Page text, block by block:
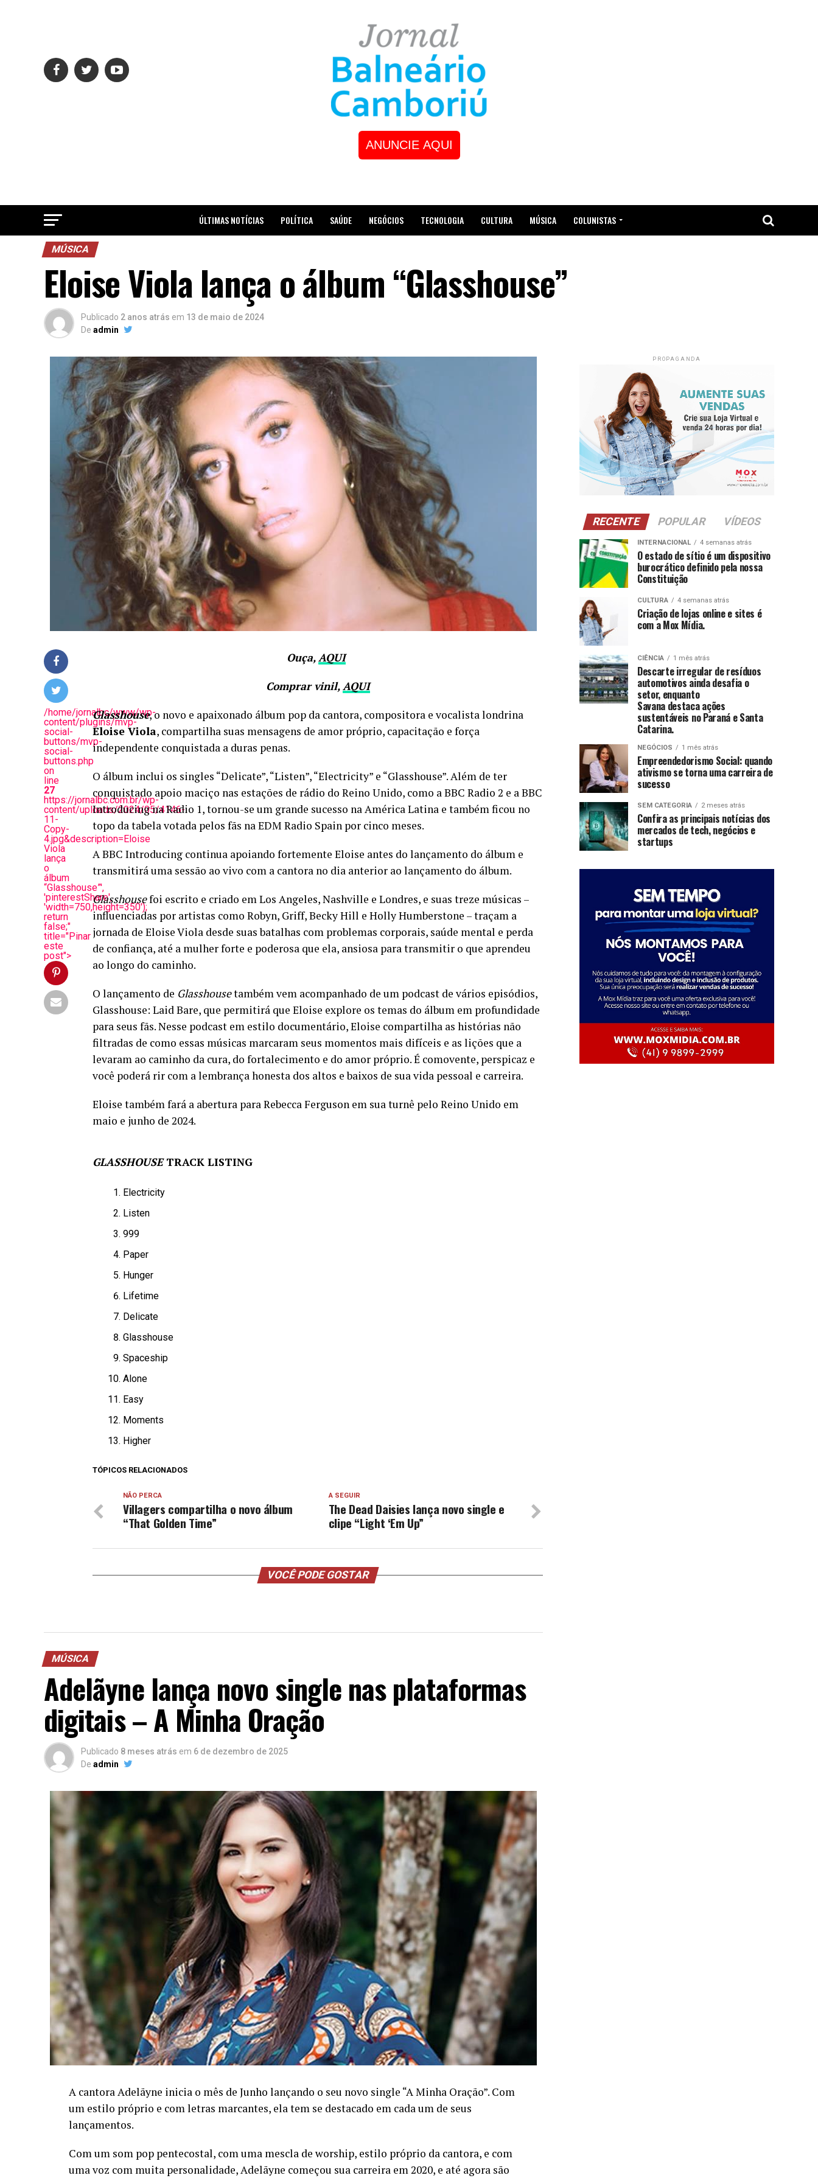
ANUNCIE AQUI
ÚLTIMAS NOTÍCIAS POLÍTICA SAÚDE NEGÓCIOS TECNOLOGIA CULTURA MÚSICA COLUNISTAS
MÚSICA
Eloise Viola lança o álbum “Glasshouse”
Publicado 2 anos atrás em 13 de maio de 2024
De admin
/home/jornalbc/www/wp-
content/plugins/mvp-
social-
buttons/mvp-
social-
buttons.php
on
line
27
https://jornalbc.com.br/wp-
content/uploads/2024/05/4146-
11-
Copy-
4.jpg&description=Eloise
Viola
lança
o
álbum
“Glasshouse”',
'pinterestShare',
'width=750,height=350');
return
false;"
title="Pinar
este
post">
Ouça,AQUI
Comprar vinil,AQUI
Glasshouse, o novo e apaixonado álbum pop da cantora, compositora e vocalista londrina
Eloise Viola, compartilha suas mensagens de amor próprio, capacitação e força
independente conquistada a duras penas.
O álbum inclui os singles “Delicate”, “Listen”, “Electricity” e “Glasshouse”. Além de ter
conquistado apoio maciço nas estações de rádio do Reino Unido, como a BBC Radio 2 e a BBC
Introducing na Radio 1, tornou-se um grande sucesso na América Latina e também ficou no
topo da tabela votada pelos fãs na EDM Radio Spain por cinco meses.
A BBC Introducing continua apoiando fortemente Eloise antes do lançamento do álbum e
transmitirá uma sessão ao vivo com a cantora no dia anterior ao lançamento do álbum.
Glasshousefoi escrito e criado em Los Angeles, Nashville e Londres, e suas treze músicas –
influenciadas por artistas como Robyn, Griff, Becky Hill e Holly Humberstone – traçam a
jornada de Eloise Viola desde suas batalhas com problemas corporais, saúde mental e perda
de confiança, até a mulher forte e poderosa que ela, ansiosa para transmitir o que aprendeu
ao longo do caminho.
O lançamento de Glasshousetambém vem acompanhado de um podcast de vários episódios,
Glasshouse: Laid Bare, que permitirá que Eloise explore os temas do álbum em profundidade
para seus fãs. Nesse podcast em estilo documentário, Eloise compartilha as histórias não
filtradas de como essas músicas marcaram seus momentos mais difíceis e as lições que a
levaram ao caminho da cura, do fortalecimento e do amor próprio. É comovente, perspicaz e
você poderá rir com a lembrança honesta dos altos e baixos de sua vida pessoal e carreira.
Eloise também fará a abertura para Rebecca Ferguson em sua turnê pelo Reino Unido em
maio e junho de 2024.
GLASSHOUSETRACK LISTING
Electricity
Listen
999
Paper
Hunger
Lifetime
Delicate
Glasshouse
Spaceship
Alone
Easy
Moments
Higher
TÓPICOS RELACIONADOS
A SEGUIR
The Dead Daisies lança novo single e
clipe “Light ‘Em Up”
NÃO PERCA
Villagers compartilha o novo álbum
“That Golden Time”
VOCÊ PODE GOSTAR
MÚSICA
Adelãyne lança novo single nas plataformas
digitais – A Minha Oração
Publicado 8 meses atrás em 6 de dezembro de 2025
De admin
A cantora Adelãyne inicia o mês de Junho lançando o seu novo single “A Minha Oração”. Com
um estilo próprio e com letras marcantes, ela tem se destacado em cada um de seus
lançamentos.
Com um som pop pentecostal, com uma mescla de worship, estilo próprio da cantora, e com
uma voz com muita personalidade, Adelãyne começou sua carreira em 2020, e até agora são
PROPAGANDA
RECENTE POPULAR VÍDEOS
INTERNACIONAL 4 semanas atrás
O estado de sítio é um dispositivo
burocrático definido pela nossa
Constituição
CULTURA 4 semanas atrás
Criação de lojas online e sites é
com a Mox Mídia.
CIÊNCIA 1 mês atrás
Descarte irregular de resíduos
automotivos ainda desafia o
setor, enquanto
Savana destaca ações
sustentáveis no Paraná e Santa
Catarina.
NEGÓCIOS 1 mês atrás
Empreendedorismo Social: quando
ativismo se torna uma carreira de
sucesso
SEM CATEGORIA 2 meses atrás
Confira as principais notícias dos
mercados de tech, negócios e
startups